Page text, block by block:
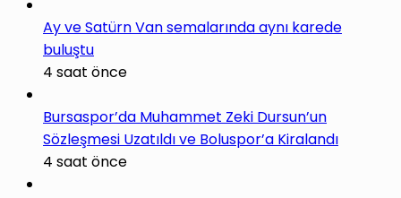
Ay ve Satürn Van semalarında aynı karede
buluştu
4 saat önce
Bursaspor’da Muhammet Zeki Dursun’un
Sözleşmesi Uzatıldı ve Boluspor’a Kiralandı
4 saat önce